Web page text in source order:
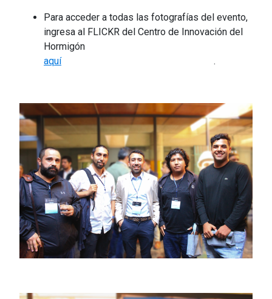
Para acceder a todas las fotografías del evento,
ingresa al FLICKR del Centro de Innovación del
Hormigón
aquí
.